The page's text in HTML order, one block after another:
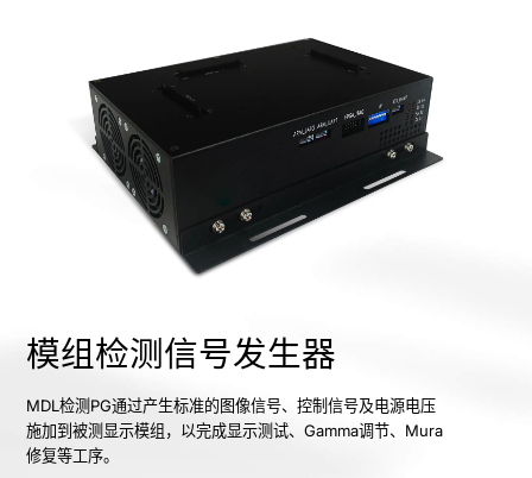
模组检测信号发生器
MDL检测PG通过产生标准的图像信号、控制信号及电源电压
施加到被测显示模组，以完成显示测试、Gamma调节、Mura
修复等工序。